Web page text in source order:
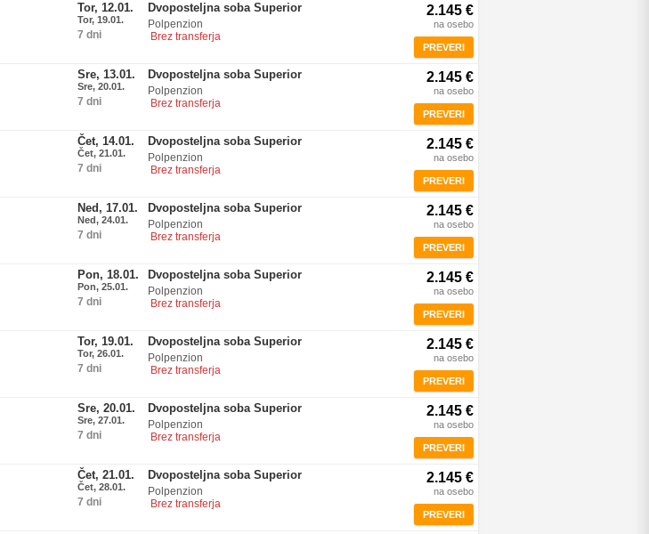
Tor, 12.01.
Tor, 19.01.
7 dni
Dvoposteljna soba Superior
Polpenzion
Brez transferja
2.145 €
na osebo
PREVERI
Sre, 13.01.
Sre, 20.01.
7 dni
Dvoposteljna soba Superior
Polpenzion
Brez transferja
2.145 €
na osebo
PREVERI
Čet, 14.01.
Čet, 21.01.
7 dni
Dvoposteljna soba Superior
Polpenzion
Brez transferja
2.145 €
na osebo
PREVERI
Ned, 17.01.
Ned, 24.01.
7 dni
Dvoposteljna soba Superior
Polpenzion
Brez transferja
2.145 €
na osebo
PREVERI
Pon, 18.01.
Pon, 25.01.
7 dni
Dvoposteljna soba Superior
Polpenzion
Brez transferja
2.145 €
na osebo
PREVERI
Tor, 19.01.
Tor, 26.01.
7 dni
Dvoposteljna soba Superior
Polpenzion
Brez transferja
2.145 €
na osebo
PREVERI
Sre, 20.01.
Sre, 27.01.
7 dni
Dvoposteljna soba Superior
Polpenzion
Brez transferja
2.145 €
na osebo
PREVERI
Čet, 21.01.
Čet, 28.01.
7 dni
Dvoposteljna soba Superior
Polpenzion
Brez transferja
2.145 €
na osebo
PREVERI